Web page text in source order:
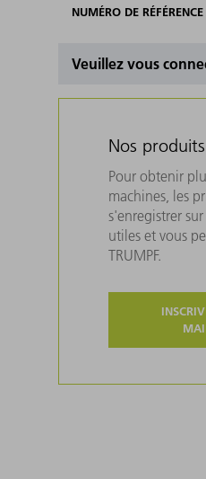
NUMÉRO DE RÉFÉRENCE
Veuillez vous
Nos
Pour obtenir
machines, les
s'enregistrer
utiles et vous
TRUMPF.